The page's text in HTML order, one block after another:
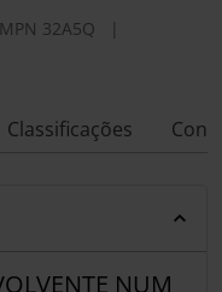
MPN 32A5Q
Classificações
NUM